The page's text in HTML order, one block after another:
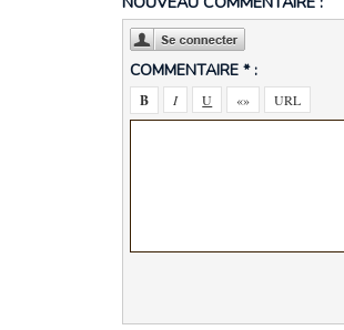
COMMENTAIRE * :